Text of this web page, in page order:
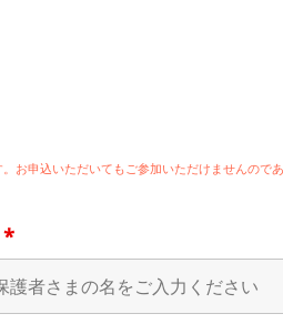
お申込いただいてもご参加いただけませんので
*